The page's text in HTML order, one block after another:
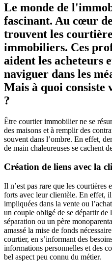
Le monde de
fascinant. Au cœur
trouvent les
immobiliers. Ces
aident les acheteurs
naviguer dans les
Mais à quoi
?
Être courtier immobilier ne se
des maisons et à remplir des
souvent dans l’ombre. En effet,
de main chaleureuses se cachent
Création de liens avec la
Il n’est pas rare que les courtières
forts avec leur clientèle. En effet,
impliquées dans la vente ou
un couple obligé de se départir de
séparation ou un père
amassé la mise de fonds
courtier, en s’informant des
informations personnelles et des
bel aspect peu connu du métier.